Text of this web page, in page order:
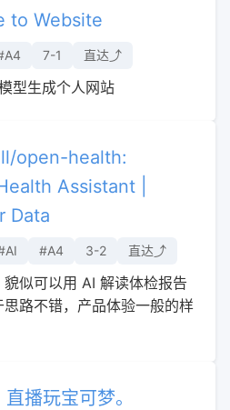
to Website
7-1 直达⤴︎
型生成个人网站
open-health:
Assistant |
Data
#A4 3-2 直达⤴︎
似可以用 AI 解读体检报告
路不错，产品体验一般的样
播玩宝可梦。